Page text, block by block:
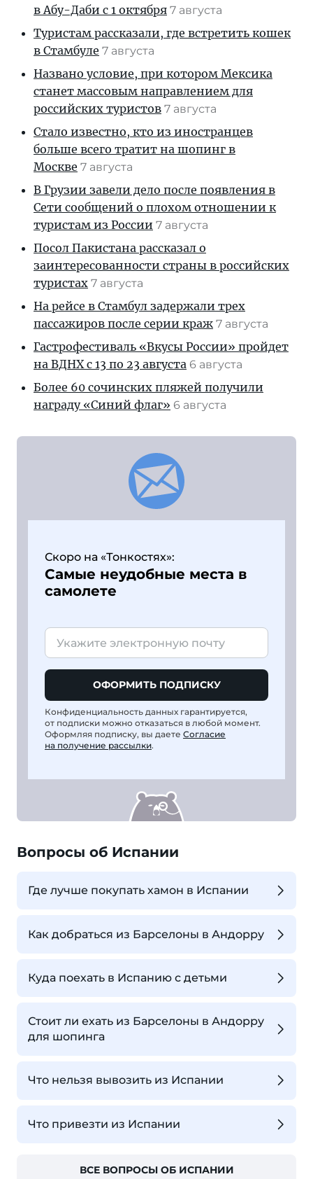
в Абу-Даби с 1 октября 7 августа
Туристам рассказали, где встретить кошек
в Стамбуле 7 августа
Названо условие, при котором Мексика
станет массовым направлением для
российских туристов 7 августа
Стало известно, кто из иностранцев
больше всего тратит на шопинг в
Москве 7 августа
В Грузии завели дело после появления в
Сети сообщений о плохом отношении к
туристам из России 7 августа
Посол Пакистана рассказал о
заинтересованности страны в российских
туристах 7 августа
На рейсе в Стамбул задержали трех
пассажиров после серии краж 7 августа
Гастрофестиваль «Вкусы России» пройдет
на ВДНХ с 13 по 23 августа 6 августа
Более 60 сочинских пляжей получили
награду «Синий флаг» 6 августа
Скоро на «Тонкостях»:
Самые неудобные места в
самолете
ОФОРМИТЬ ПОДПИСКУ
Конфиденциальность данных гарантируется,
от подписки можно отказаться в любой момент.
Оформляя подписку, вы даете Согласие
на получение рассылки.
Вопросы об Испании
Где лучше покупать хамон в Испании
Как добраться из Барселоны в Андорру
Куда поехать в Испанию с детьми
Стоит ли ехать из Барселоны в Андорру
для шопинга
Что нельзя вывозить из Испании
Что привезти из Испании
ВСЕ ВОПРОСЫ ОБ ИСПАНИИ